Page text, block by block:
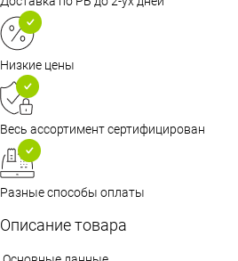
Низкие цены
Весь ассортимент сертифицирован
Разные способы оплаты
Описание товара